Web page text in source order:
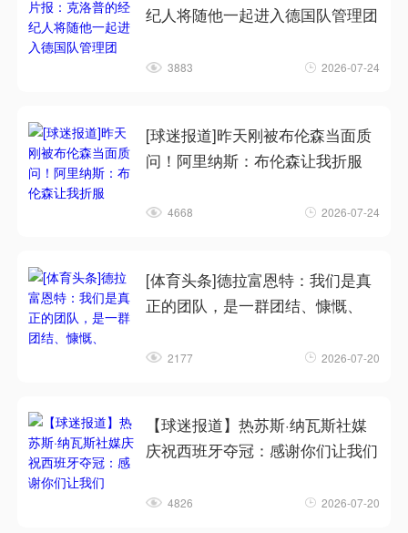
纪人将随他一起进入德国队管理团
3883 2026-07-24
[球迷报道]昨天刚被布伦森当面质
问！阿里纳斯：布伦森让我折服
4668 2026-07-24
[体育头条]德拉富恩特：我们是真
正的团队，是一群团结、慷慨、
2177 2026-07-20
【球迷报道】热苏斯·纳瓦斯社媒
庆祝西班牙夺冠：感谢你们让我们
4826 2026-07-20